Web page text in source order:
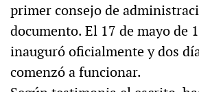
primer consejo de
documento. El 17 de mayo de
inauguró oficialmente y dos
comenzó a funcionar.